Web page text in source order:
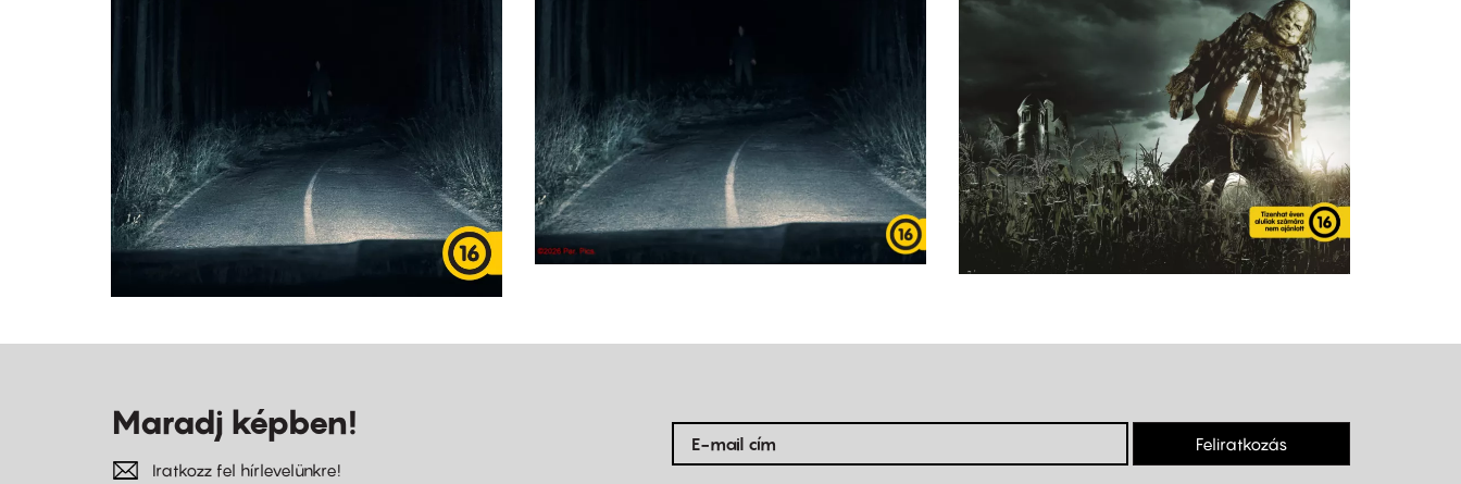
Maradj képben!
Iratkozz fel hírlevelünkre!
Feliratkozás